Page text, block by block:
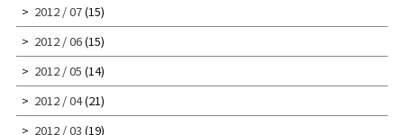
2012 / 07(15)
2012 / 06(15)
2012 / 05 (14)
2012 / 04(21)
2012 / 03 (19)